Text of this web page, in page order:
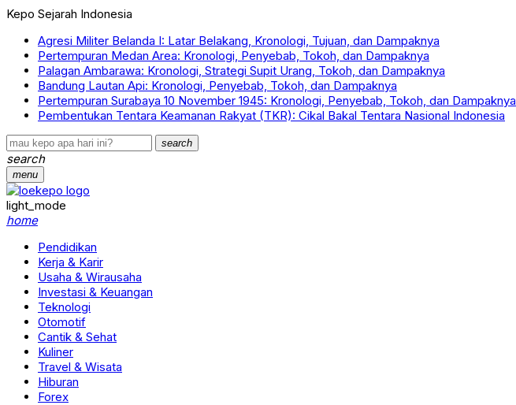
Kepo Sejarah Indonesia
Agresi Militer Belanda I: Latar Belakang, Kronologi, Tujuan, dan Dampaknya
Pertempuran Medan Area: Kronologi, Penyebab, Tokoh, dan Dampaknya
Palagan Ambarawa: Kronologi, Strategi Supit Urang, Tokoh, dan Dampaknya
Bandung Lautan Api: Kronologi, Penyebab, Tokoh, dan Dampaknya
Pertempuran Surabaya 10 November 1945: Kronologi, Penyebab, Tokoh, dan Dampaknya
Pembentukan Tentara Keamanan Rakyat (TKR): Cikal Bakal Tentara Nasional Indonesia
search
search
menu
light_mode
home
Pendidikan
Kerja & Karir
Usaha & Wirausaha
Investasi & Keuangan
Teknologi
Otomotif
Cantik & Sehat
Kuliner
Travel & Wisata
Hiburan
Forex